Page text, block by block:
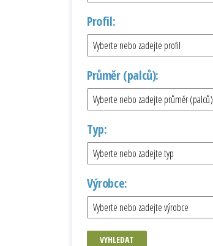
Profil:
Průměr (palců):
Typ:
Výrobce:
VYHLEDAT